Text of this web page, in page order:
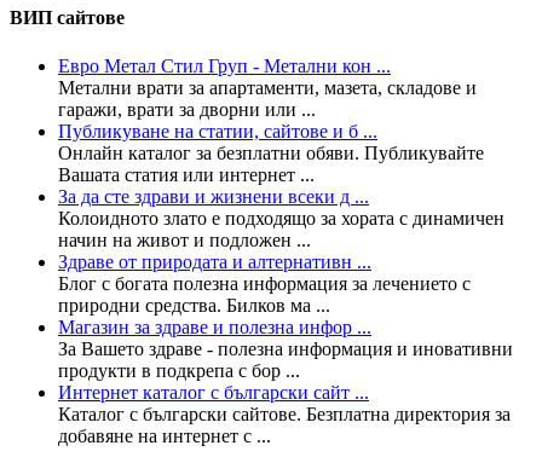
ВИП сайтове
Евро Метал Стил Груп - Метални кон ...
Метални врати за апартаменти, мазета, складове и
гаражи, врати за дворни или ...
Публикуване на статии, сайтове и б ...
Онлайн каталог за безплатни обяви. Публикувайте
Вашата статия или интернет ...
За да сте здрави и жизнени всеки д ...
Колoидното злато е подходящо за хората с динамичен
начин на живот и подложен ...
Здраве от природата и алтернативн ...
Блог с богата полезна информация за лечението с
природни средства. Билков ма ...
Магазин за здраве и полезна инфор ...
За Вашето здраве - полезна информация и иновативни
продукти в подкрепа с бор ...
Интернет каталог с български сайт ...
Каталог с български сайтове. Безплатна директория за
добавяне на интернет с ...